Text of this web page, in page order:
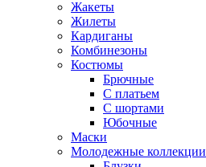
Жакеты
Жилеты
Кардиганы
Комбинезоны
Костюмы
Брючные
С платьем
С шортами
Юбочные
Маски
Молодежные коллекции